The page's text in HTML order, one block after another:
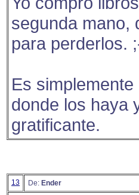
segunda mano,
para perderlos.
Es
donde los haya
gratificante.
13 De: Ender